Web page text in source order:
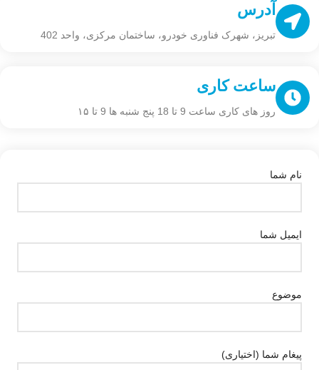
آدرس
تبریز، شهرک فناوری خودرو، ساختمان مرکزی، واحد 402
ساعت کاری
روز های کاری ساعت 9 تا 18 پنج شنبه ها 9 تا ۱۵
نام شما
ایمیل شما
موضوع
پیغام شما (اختیاری)